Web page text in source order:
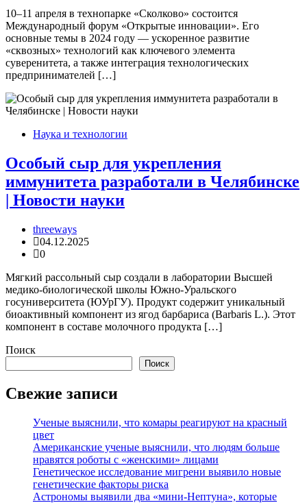
10–11 апреля в технопарке «Сколково» состоится
Международный форум «Открытые инновации». Его
основные темы в 2024 году — ускоренное развитие
«сквозных» технологий как ключевого элемента
суверенитета, а также интеграция технологических
предпринимателей […]
Наука и технологии
Особый сыр для укрепления
иммунитета разработали в Челябинске
| Новости науки
threeways
04.12.2025
0
Мягкий рассольный сыр создали в лаборатории Высшей
медико-биологической школы Южно-Уральского
госуниверситета (ЮУрГУ). Продукт содержит уникальный
биоактивный компонент из ягод барбариса (Barbaris L.). Этот
компонент в составе молочного продукта […]
Поиск
Поиск
Свежие записи
Ученые выяснили, что комары реагируют на красный
цвет
Американские ученые выяснили, что людям больше
нравятся роботы с «женскими» лицами
Генетическое исследование мигрени выявило новые
генетические факторы риска
Астрономы выявили два «мини-Нептуна», которые